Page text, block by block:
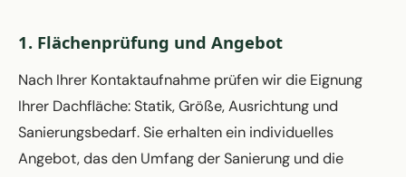
1. Flächenprüfung und Angebot
Nach Ihrer Kontaktaufnahme prüfen wir die Eignung
Ihrer Dachfläche: Statik, Größe, Ausrichtung und
Sanierungsbedarf. Sie erhalten ein individuelles
Angebot, das den Umfang der Sanierung und die